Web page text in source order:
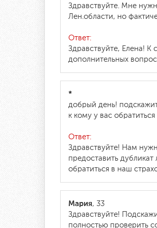
Здравствуйте. Мне
Лен.области, но
Ответ:
Здравствуйте, Елена!
дополнительных
*
добрый день!
к кому у вас
Ответ:
Здравствуйте! Нам
предоставить
обратиться в наш
Мария, 33
Здравствуйте!
полностью проверить